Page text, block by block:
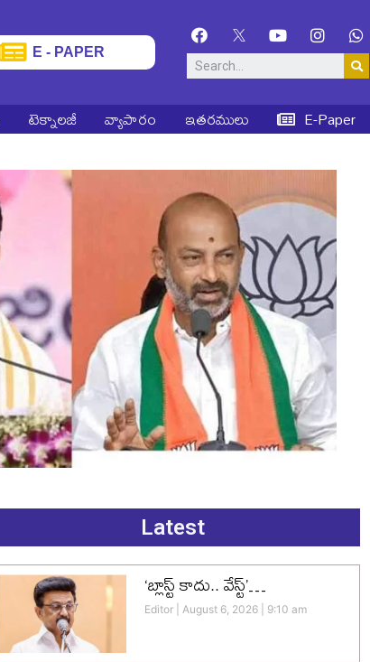
E - PAPER
టెక్నాలజీ వ్యాపారం ఇతరములు E-Paper
Latest
‘బ్లాస్ట్ కాదు.. వేస్ట్’…
Editor August 6, 2026 9:10 am